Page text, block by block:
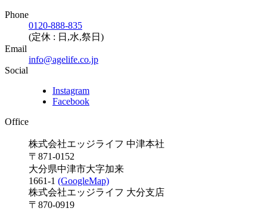
Phone
0120-888-835
(定休 : 日,水,祭日)
Email
info@agelife.co.jp
Social
Instagram
Facebook
Office
株式会社エッジライフ 中津本社
〒871-0152
大分県中津市大字加来
1661-1 (GoogleMap)
株式会社エッジライフ 大分支店
〒870-0919